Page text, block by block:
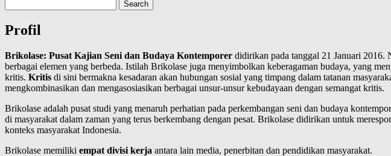
Profil
Brikolase: Pusat Kajian Seni dan Budaya Kontemporer didirikan pada tanggal 21 Januari 2016.
berbagai elemen yang berbeda. Istilah Brikolase juga menyimbolkan keberagaman budaya, yang
kritis. Kritis di sini bermakna kesadaran akan hubungan sosial yang timpang dalam tatanan
mengkombinasikan dan mengasosiasikan berbagai unsur-unsur kebudayaan dengan semangat kritis.
Brikolase adalah pusat studi yang menaruh perhatian pada perkembangan seni dan budaya
di masyarakat dalam zaman yang terus berkembang dengan pesat. Brikolase didirikan untuk
konteks masyarakat Indonesia.
Brikolase memiliki empat divisi kerja antara lain media, penerbitan dan pendidikan masyarakat.